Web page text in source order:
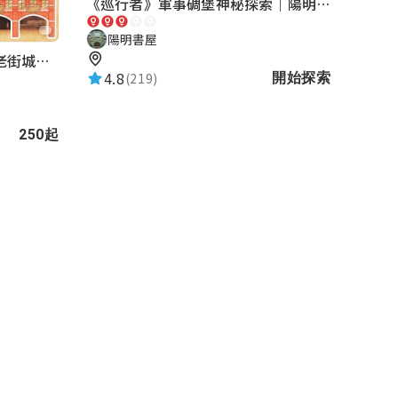
湖口老街-重返夢想街｜新竹老街城市解謎
250起
陽明書屋
4.8(219) 開始探索